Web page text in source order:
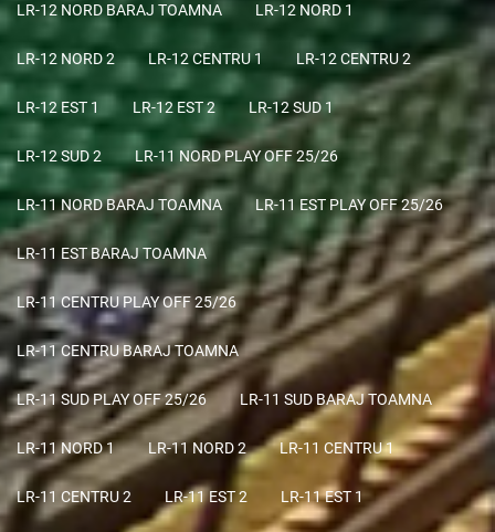
LR-12 NORD BARAJ TOAMNA LR-12 NORD 1
LR-12 NORD 2 LR-12 CENTRU 1 LR-12 CENTRU 2
LR-12 EST 1 LR-12 EST 2 LR-12 SUD 1
LR-12 SUD 2 LR-11 NORD PLAY OFF 25/26
LR-11 NORD BARAJ TOAMNA LR-11 EST PLAY OFF 25/26
LR-11 EST BARAJ TOAMNA
LR-11 CENTRU PLAY OFF 25/26
LR-11 CENTRU BARAJ TOAMNA
LR-11 SUD PLAY OFF 25/26 LR-11 SUD BARAJ TOAMNA
LR-11 NORD 1 LR-11 NORD 2 LR-11 CENTRU 1
LR-11 CENTRU 2 LR-11 EST 2 LR-11 EST 1